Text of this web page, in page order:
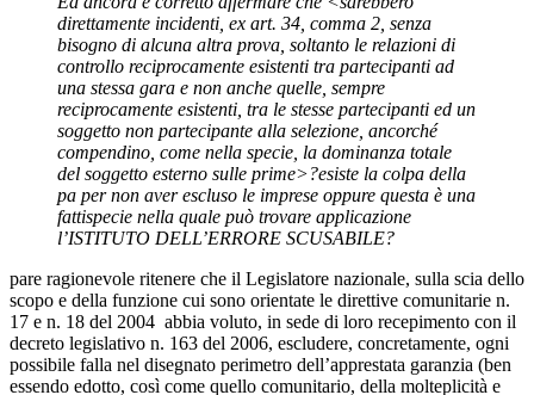
direttamente incidenti, ex art. 34, comma 2, senza
bisogno di alcuna altra prova, soltanto le relazioni di
controllo reciprocamente esistenti tra partecipanti ad
una stessa gara e non anche quelle, sempre
reciprocamente esistenti, tra le stesse partecipanti ed un
soggetto non partecipante alla selezione, ancorché
compendino, come nella specie, la dominanza totale
del soggetto esterno sulle prime>?esiste la colpa della
pa per non aver escluso le imprese oppure questa è una
fattispecie nella quale può trovare applicazione
l’ISTITUTO DELL’ERRORE SCUSABILE?
pare ragionevole ritenere che il Legislatore nazionale, sulla scia dello
scopo e della funzione cui sono orientate le direttive comunitarie n.
17 e n. 18 del 2004 abbia voluto, in sede di loro recepimento con il
decreto legislativo n. 163 del 2006, escludere, concretamente, ogni
possibile falla nel disegnato perimetro dell’apprestata garanzia (ben
essendo edotto, così come quello comunitario, della molteplicità e